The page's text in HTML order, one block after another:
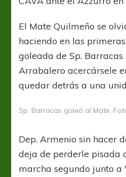
El Mate Quilmeño se
haciendo en las
goleada de Sp.
Arrabalero acercársele
quedar detrás a una
Sp. Barracas goleó al Mate.
Dep. Armenio sin hacer
deja de perderle pisada
marcha segundo junto a